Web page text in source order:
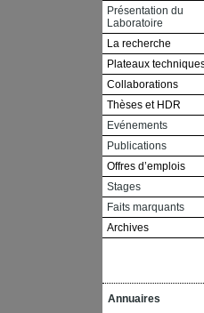
Présentation du
Laboratoire
La recherche
Plateaux
Collaborations
Thèses et HDR
Evénements
Publications
Offres d’emplois
Stages
Faits marquants
Archives
Annuaires